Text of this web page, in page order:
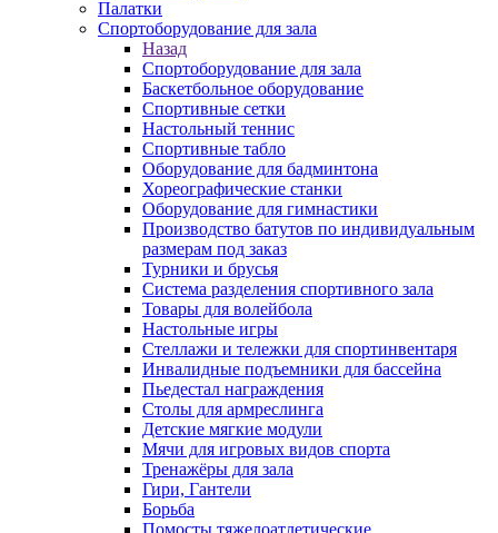
Палатки
Спортоборудование для зала
Назад
Спортоборудование для зала
Баскетбольное оборудование
Спортивные сетки
Настольный теннис
Спортивные табло
Оборудование для бадминтона
Хореографические станки
Оборудование для гимнастики
Производство батутов по индивидуальным
размерам под заказ
Турники и брусья
Система разделения спортивного зала
Товары для волейбола
Настольные игры
Стеллажи и тележки для спортинвентаря
Инвалидные подъемники для бассейна
Пьедестал награждения
Столы для армреслинга
Детские мягкие модули
Мячи для игровых видов спорта
Тренажёры для зала
Гири, Гантели
Борьба
Помосты тяжелоатлетические